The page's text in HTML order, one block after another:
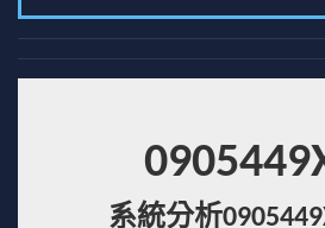
系統分析